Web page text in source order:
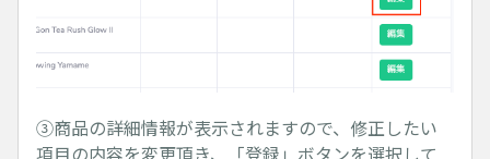
③商品の詳細情報が表示されますので、修正したい